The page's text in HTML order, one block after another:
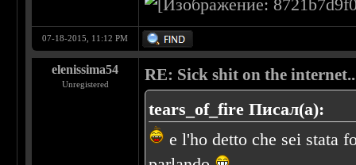
07-18-2015, 11:12 PM
elenissima54
Unregistered
RE: Sick shit on the
tears_of_fire Писал(а):
e l'ho detto che sei stata